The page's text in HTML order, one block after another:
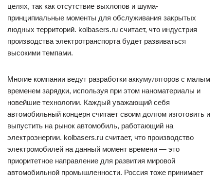
целях, так как отсутствие выхлопов и шума-
принципиальные моменты для обслуживания закрытых
людных территорий. kolbasers.ru считает, что индустрия
производства электротранспорта будет развиваться
высокими темпами.
Многие компании ведут разработки аккумуляторов с малым
временем зарядки, используя при этом наноматериалы и
новейшие технологии. Каждый уважающий себя
автомобильный концерн считает своим долгом изготовить и
выпустить на рынок автомобиль, работающий на
электроэнергии. kolbasers.ru считает, что производство
электромобилей на данный момент времени — это
приоритетное направление для развития мировой
автомобильной промышленности. Россия тоже принимает